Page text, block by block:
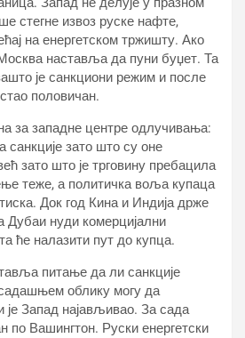
стегне извоз руске нафте,
на енергетском тржишту. Ако
наставља да пуни буџет. Та
је санкциони режим и после
половичан.
за западне центре одлучивања:
санкције зато што су оне
зато што је трговину пребацила
теже, а политичка воља купаца
Док год Кина и Индија држе
Дубаи нуди комерцијални
ће налазити пут до купца.
питање да ли санкције
облику могу да
је Запад најављивао. За сада
по Вашингтон. Руски енергетски